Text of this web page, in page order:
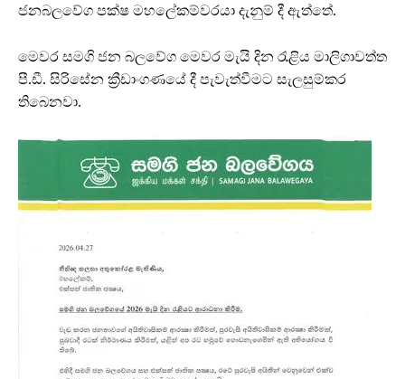
ජනබලවේග පක්ෂ මහලේකම්වරයා දැනුම් දී ඇත්තේ.
මෙවර සමගි ජන බලවේග මෙවර මැයි දින රැළිය මාලිගාවත්ත
පී.ඩී. සිරිසේන ක්‍රීඩාංගණයේ දී පැවැත්වීමට සැලසුම්කර
තිබෙනවා.